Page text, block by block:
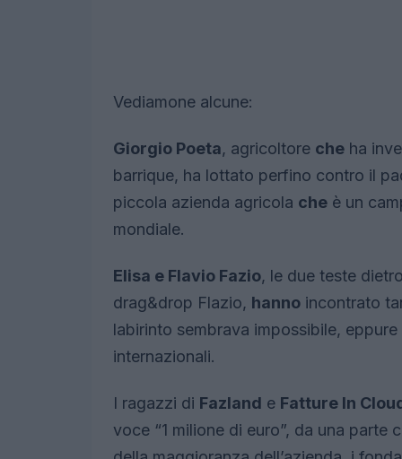
Vediamone alcune:
Giorgio Poeta, agricoltore che ha
barrique, ha lottato perfino contro il
piccola azienda agricola che è un
mondiale.
Elisa e Flavio Fazio, le due teste
drag&drop Flazio, hanno incontrato
labirinto sembrava impossibile,
internazionali.
I ragazzi di Fazland e Fatture In
voce “1 milione di euro”, da una parte